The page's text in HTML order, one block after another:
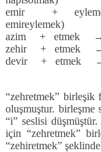
emir +
emireylemek)
azim + etmek →
zehir + etmek →
devir + etmek →
“zehretmek” birleşik
oluşmuştur. birleşme
“i” seslisi
için “zehretmek”
“zehiretmek”